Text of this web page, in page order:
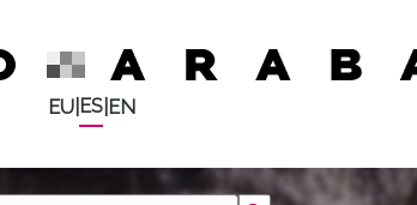
EU| ES| EN